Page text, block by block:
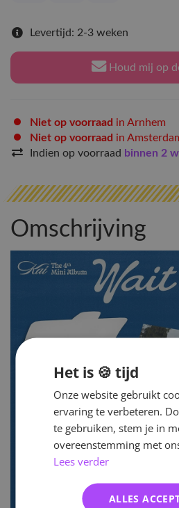
Levertijd: 2-3 weken
Houd mij op
Niet op voorraad in Arnhem
Niet op voorraad in
Indien op voorraad binnen 2
Omschrijving
Het is 🍪 tijd
Onze website gebruikt
ervaring te verbeteren.
te gebruiken, stem je in
overeenstemming met
Lees verder
ALLES